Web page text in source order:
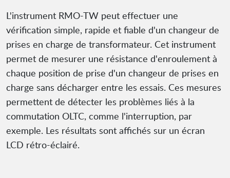
L'instrument RMO-TW peut effectuer une
vérification simple, rapide et fiable d'un changeur de
prises en charge de transformateur. Cet instrument
permet de mesurer une résistance d'enroulement à
chaque position de prise d'un changeur de prises en
charge sans décharger entre les essais. Ces mesures
permettent de détecter les problèmes liés à la
commutation OLTC, comme l'interruption, par
exemple. Les résultats sont affichés sur un écran
LCD rétro-éclairé.